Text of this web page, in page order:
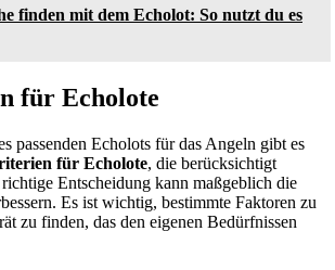
finden mit dem Echolot: So nutzt du es
für Echolote
passenden Echolots für das Angeln gibt es
für Echolote, die berücksichtigt
Entscheidung kann maßgeblich die
Es ist wichtig, bestimmte Faktoren zu
zu finden, das den eigenen Bedürfnissen